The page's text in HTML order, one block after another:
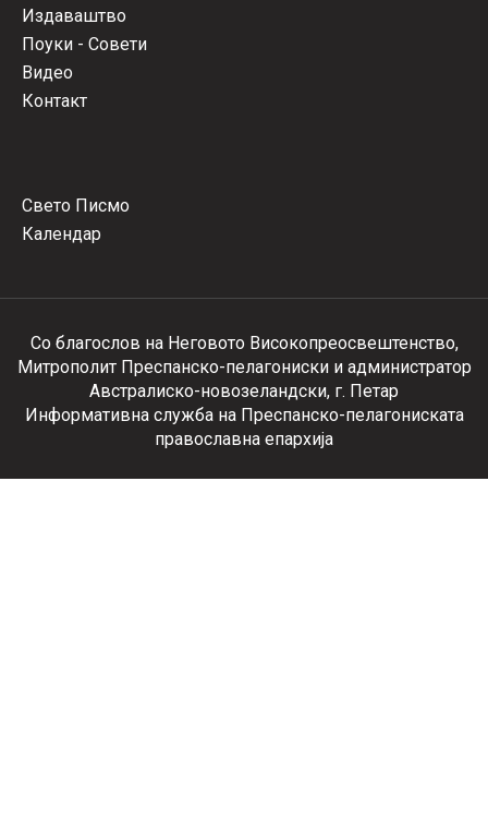
Издаваштво
Поуки - Совети
Видео
Контакт
Свето Писмо
Календар
Со благослов на Неговото Високопреосвештенство,
Митрополит Преспанско-пелагониски и администратор
Австралиско-новозеландски, г. Петар
Информативна служба на Преспанско-пелагониската
православна епархија